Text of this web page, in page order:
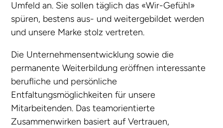
Umfeld an. Sie sollen täglich das «Wir-Gefühl»
spüren, bestens aus- und weitergebildet werden
und unsere Marke stolz vertreten.
Die Unternehmensentwicklung sowie die
permanente Weiterbildung eröffnen interessante
berufliche und persönliche
Entfaltungsmöglichkeiten für unsere
Mitarbeitenden. Das teamorientierte
Zusammenwirken basiert auf Vertrauen,